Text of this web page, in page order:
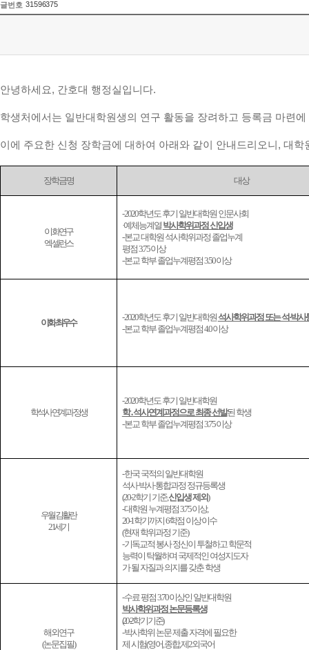
글번호 31596375
안녕하세요, 간호대 행정실입니다.
학생처에서는 일반대학원생의 연구 활동을 장려하고 등록금 마련
이에 주요한 신청 장학금에 대하여 아래와 같이 안내드리오니, 대
장학금명 대상
이화연구
엑셀런스
- 2020학년도 후기 일반대학원 인문사회
·예체능계열 박사학위과정 신입생
-본교 대학원 석사학위과정 졸업누계
평점3.75이상
-본교 학부 졸업누계평점3.50이상
이화최우수
- 2020학년도 후기 일반대학원석사학위과정 또는 석·박사
-본교 학부 졸업누계평점4.0이상
학석사연계과정생
- 2020학년도 후기 일반대학원
학․석사연계과정으로 최종 선발된 학생
-본교 학부 졸업누계평점3.75이상
우월김활란
21세기
-한국 국적의 일반대학원
석사·박사·통합과정 정규등록생
(20-2학기 기준,신입생 제외)
-대학원 누계평점3.75이상,
20-1학기까지6학점 이상이수
(현재 학위과정 기준)
-기독교적 봉사 정신이 투철하고 학문적
능력이 탁월하며 국제적인 여성지도자
가 될 자질과 의지를 갖춘 학생
해외연구
(논문집필)
-수료 평점3.70이상인 일반대학원
박사학위과정 논문등록생
(20-2학기 기준)
-박사학위 논문 제출 자격에 필요한
제 시험(영어,종합,제2외국어